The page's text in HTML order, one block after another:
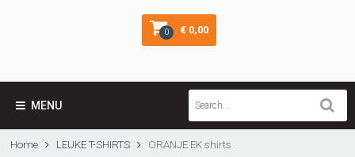
0 € 0,00
MENU
Home LEUKE T-SHIRTS ORANJE EK shirts